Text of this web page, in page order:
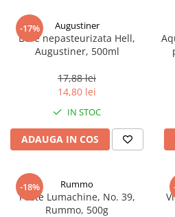
-17% Augustiner
Bere nepasteurizata Hell,
Augustiner, 500ml
17,88 lei
14,80 lei
IN STOC
ADAUGA IN COS
-18% Rummo
Paste Lumachine, No. 39,
Rummo, 500g